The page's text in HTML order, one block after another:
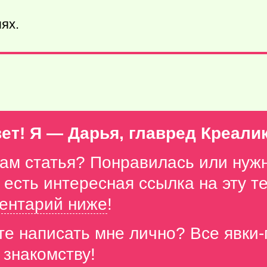
Я — Дарья, главред
статья? Понравилась или
есть интересная ссылка на эту
ниже!
написать мне лично? Все